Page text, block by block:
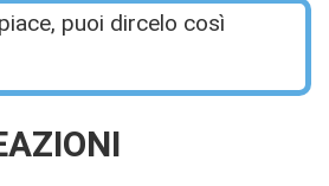
puoi dircelo così